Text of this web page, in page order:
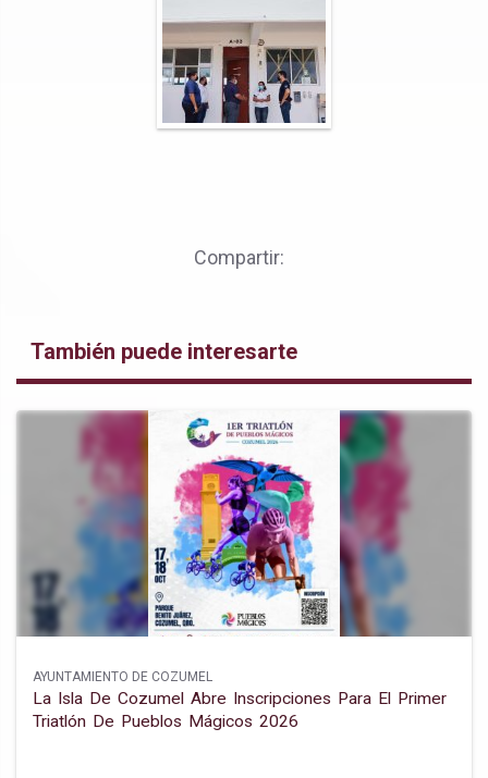
Compartir:
También puede interesarte
AYUNTAMIENTO DE COZUMEL
La Isla De Cozumel Abre Inscripciones Para El Primer
Triatlón De Pueblos Mágicos 2026